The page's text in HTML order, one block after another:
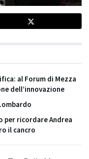
al Forum di Mezza
dell’innovazione
per ricordare Andrea
il cancro